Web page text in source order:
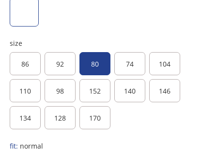
size
86 92 80 74 104
110 98 152 140 146
134 128 170
fit: normal